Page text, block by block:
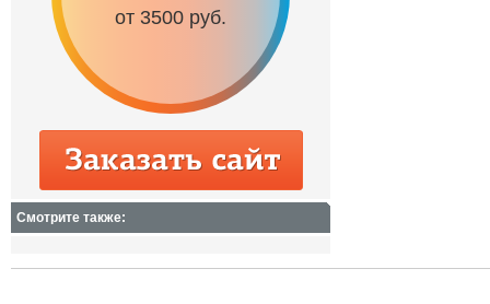
от 3500 руб.
Смотрите также: